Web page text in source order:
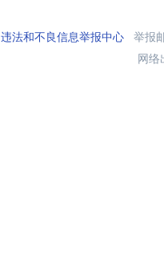
违法和不良信息举报中心举报
网